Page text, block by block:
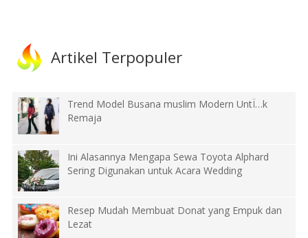
Artikel Terpopuler
Trend Model Busana muslim Modern UntÏ…k
Remaja
Ini Alasannya Mengapa Sewa Toyota Alphard
Sering Digunakan untuk Acara Wedding
Resep Mudah Membuat Donat yang Empuk dan
Lezat